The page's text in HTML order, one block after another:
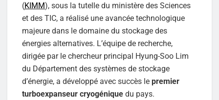
(KIMM), sous la tutelle du ministère des Sciences
et des TIC, a réalisé une avancée technologique
majeure dans le domaine du stockage des
énergies alternatives. L’équipe de recherche,
dirigée par le chercheur principal Hyung-Soo Lim
du Département des systèmes de stockage
d’énergie, a développé avec succès le premier
turboexpanseur cryogénique du pays.